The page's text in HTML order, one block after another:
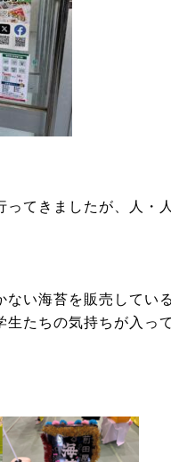
ってきましたが、人・
ない海苔を販売してい
生たちの気持ちが入っ